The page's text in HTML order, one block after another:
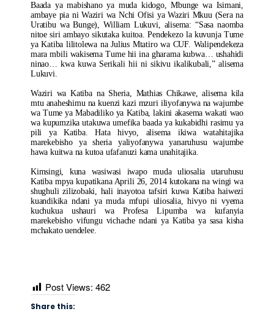
Baada ya mabishano ya muda kidogo, Mbunge wa Isimani,
ambaye pia ni Waziri wa Nchi Ofisi ya Waziri Mkuu (Sera na
Uratibu wa Bunge), William Lukuvi, alisema: “Sasa naomba
nitoe siri ambayo sikutaka kuitoa. Pendekezo la kuvunja Tume
ya Katiba lilitolewa na Julius Mtatiro wa CUF. Walipendekeza
mara mbili wakisema Tume hii ina gharama kubwa… ushahidi
ninao… kwa kuwa Serikali hii ni sikivu ikalikubali,” alisema
Lukuvi.
Waziri wa Katiba na Sheria, Mathias Chikawe, alisema kila
mtu anaheshimu na kuenzi kazi mzuri iliyofanywa na wajumbe
wa Tume ya Mabadiliko ya Katiba, lakini akasema wakati wao
wa kupumzika utakuwa umefika baada ya kukabidhi rasimu ya
pili ya Katiba. Hata hivyo, alisema ikiwa watahitajika
marekebisho ya sheria yaliyofanywa yanaruhusu wajumbe
hawa kuitwa na kutoa ufafanuzi kama unahitajika.
Kimsingi, kuna wasiwasi iwapo muda uliosalia utaruhusu
Katiba mpya kupatikana Aprili 26, 2014 kutokana na wingi wa
shughuli zilizobaki, hali inayotoa tafsiri kuwa Katiba haiwezi
kuandikika ndani ya muda mfupi uliosalia, hivyo ni vyema
kuchukua ushauri wa Profesa Lipumba wa kufanyia
marekebisho vifungu vichache ndani ya Katiba ya sasa kisha
mchakato uendelee.
Post Views: 462
Share this: